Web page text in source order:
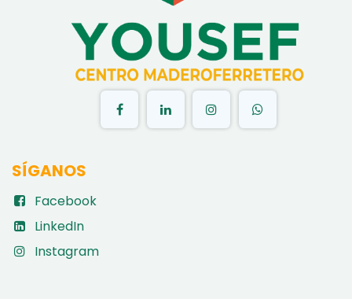
SÍGANOS
Facebook
LinkedIn
Instagram